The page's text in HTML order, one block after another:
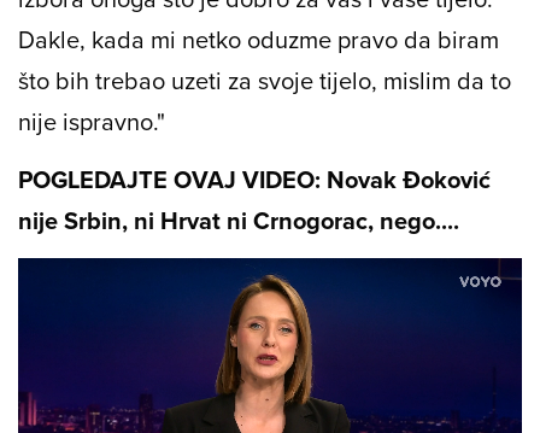
Dakle, kada mi netko oduzme pravo da biram
što bih trebao uzeti za svoje tijelo, mislim da to
nije ispravno."
POGLEDAJTE OVAJ VIDEO: Novak Đoković
nije Srbin, ni Hrvat ni Crnogorac, nego....